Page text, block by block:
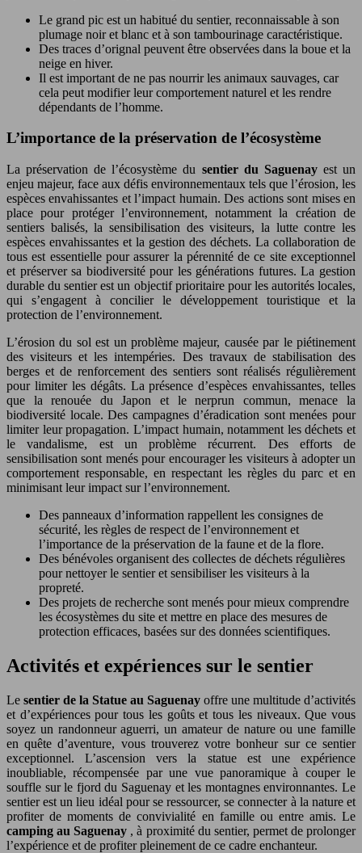
Le grand pic est un habitué du sentier, reconnaissable à son
plumage noir et blanc et à son tambourinage caractéristique.
Des traces d’orignal peuvent être observées dans la boue et la
neige en hiver.
Il est important de ne pas nourrir les animaux sauvages, car
cela peut modifier leur comportement naturel et les rendre
dépendants de l’homme.
L’importance de la préservation de l’écosystème
La préservation de l’écosystème du sentier du Saguenay est un
enjeu majeur, face aux défis environnementaux tels que l’érosion, les
espèces envahissantes et l’impact humain. Des actions sont mises en
place pour protéger l’environnement, notamment la création de
sentiers balisés, la sensibilisation des visiteurs, la lutte contre les
espèces envahissantes et la gestion des déchets. La collaboration de
tous est essentielle pour assurer la pérennité de ce site exceptionnel
et préserver sa biodiversité pour les générations futures. La gestion
durable du sentier est un objectif prioritaire pour les autorités locales,
qui s’engagent à concilier le développement touristique et la
protection de l’environnement.
L’érosion du sol est un problème majeur, causée par le piétinement
des visiteurs et les intempéries. Des travaux de stabilisation des
berges et de renforcement des sentiers sont réalisés régulièrement
pour limiter les dégâts. La présence d’espèces envahissantes, telles
que la renouée du Japon et le nerprun commun, menace la
biodiversité locale. Des campagnes d’éradication sont menées pour
limiter leur propagation. L’impact humain, notamment les déchets et
le vandalisme, est un problème récurrent. Des efforts de
sensibilisation sont menés pour encourager les visiteurs à adopter un
comportement responsable, en respectant les règles du parc et en
minimisant leur impact sur l’environnement.
Des panneaux d’information rappellent les consignes de
sécurité, les règles de respect de l’environnement et
l’importance de la préservation de la faune et de la flore.
Des bénévoles organisent des collectes de déchets régulières
pour nettoyer le sentier et sensibiliser les visiteurs à la
propreté.
Des projets de recherche sont menés pour mieux comprendre
les écosystèmes du site et mettre en place des mesures de
protection efficaces, basées sur des données scientifiques.
Activités et expériences sur le sentier
Le sentier de la Statue au Saguenay offre une multitude d’activités
et d’expériences pour tous les goûts et tous les niveaux. Que vous
soyez un randonneur aguerri, un amateur de nature ou une famille
en quête d’aventure, vous trouverez votre bonheur sur ce sentier
exceptionnel. L’ascension vers la statue est une expérience
inoubliable, récompensée par une vue panoramique à couper le
souffle sur le fjord du Saguenay et les montagnes environnantes. Le
sentier est un lieu idéal pour se ressourcer, se connecter à la nature et
profiter de moments de convivialité en famille ou entre amis. Le
camping au Saguenay , à proximité du sentier, permet de prolonger
l’expérience et de profiter pleinement de ce cadre enchanteur.